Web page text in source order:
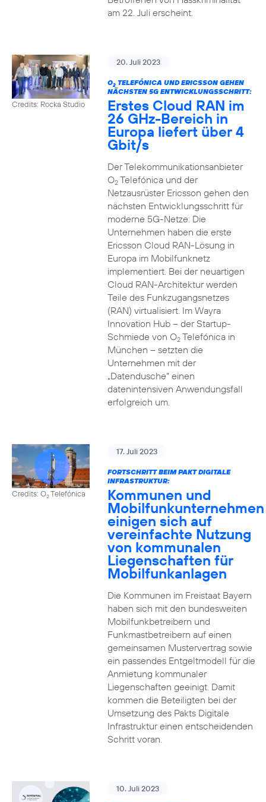
am 22. Juli erscheint.
Credits: Rocka Studio
20. Juli 2023
O2TELEFÓNICA UND ERICSSON GEHEN
NÄCHSTEN 5G ENTWICKLUNGSSCHRITT:
Erstes Cloud RAN im
26 GHz-Bereich in
Europa liefert über 4
Gbit/s
Der Telekommunikationsanbieter
O2Telefónica und der
Netzausrüster Ericsson gehen den
nächsten Entwicklungsschritt für
moderne 5G-Netze: Die
Unternehmen haben die erste
Ericsson Cloud RAN-Lösung in
Europa im Mobilfunknetz
implementiert. Bei der neuartigen
Cloud RAN-Architektur werden
Teile des Funkzugangsnetzes
(RAN) virtualisiert. Im Wayra
Innovation Hub – der Startup-
Schmiede von O2Telefónica in
München – setzten die
Unternehmen mit der
„Datendusche“ einen
datenintensiven Anwendungsfall
erfolgreich um.
Credits: O2Telefónica
17. Juli 2023
FORTSCHRITT BEIM PAKT DIGITALE
INFRASTRUKTUR:
Kommunen und
Mobilfunkunternehmen
einigen sich auf
vereinfachte Nutzung
von kommunalen
Liegenschaften für
Mobilfunkanlagen
Die Kommunen im Freistaat Bayern
haben sich mit den bundesweiten
Mobilfunkbetreibern und
Funkmastbetreibern auf einen
gemeinsamen Mustervertrag sowie
ein passendes Entgeltmodell für die
Anmietung kommunaler
Liegenschaften geeinigt. Damit
kommen die Beteiligten bei der
Umsetzung des Pakts Digitale
Infrastruktur einen entscheidenden
Schritt voran.
10. Juli 2023